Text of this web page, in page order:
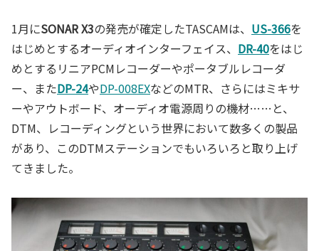
1月にSONAR X3の発売が確定したTASCAMは、 US-366を
はじめとするオーディオインターフェイス、 DR-40をはじ
めとするリニアPCMレコーダーやポータブルレコーダ
ー、またDP-24やDP-008EXなどのMTR、さらにはミキサ
ーやアウトボード、オーディオ電源周りの機材……と、
DTM、レコーディングという世界において数多くの製品
があり、このDTMステーションでもいろいろと取り上げ
てきました。